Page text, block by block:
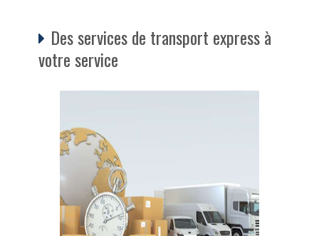
Des services de transport express à
votre service